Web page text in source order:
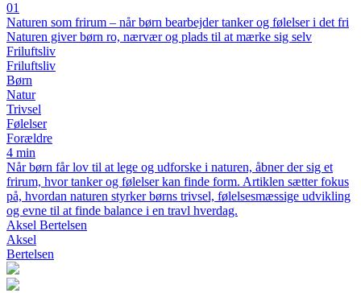
01
Naturen som frirum – når børn bearbejder tanker og følelser i det fri
Naturen giver børn ro, nærvær og plads til at mærke sig selv
Friluftsliv
Friluftsliv
Børn
Natur
Trivsel
Følelser
Forældre
4 min
Når børn får lov til at lege og udforske i naturen, åbner der sig et
frirum, hvor tanker og følelser kan finde form. Artiklen sætter fokus
på, hvordan naturen styrker børns trivsel, følelsesmæssige udvikling
og evne til at finde balance i en travl hverdag.
Aksel Bertelsen
Aksel
Bertelsen